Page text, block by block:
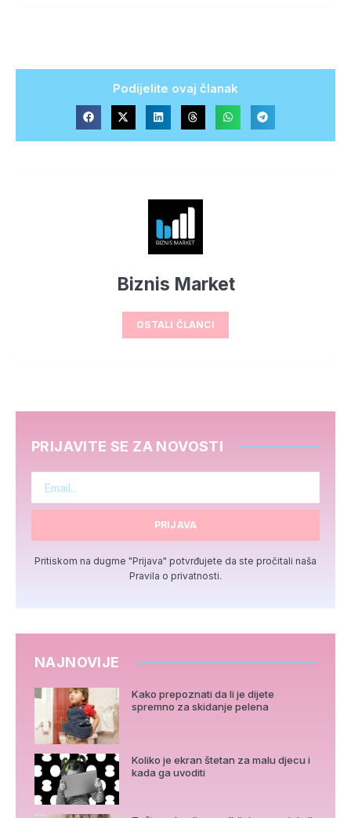
Podijelite ovaj članak
Biznis Market
OSTALI ČLANCI
PRIJAVITE SE ZA NOVOSTI
PRIJAVA
Pritiskom na dugme "Prijava" potvrđujete da ste pročitali naša
Pravila o privatnosti.
NAJNOVIJE
Kako prepoznati da li je dijete
spremno za skidanje pelena
Koliko je ekran štetan za malu djecu i
kada ga uvoditi